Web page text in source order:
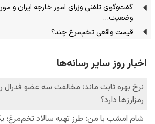
گفت‌وگوی تلفنی وزرای امور خارجه ایران و
وضعیت…
قیمت واقعی تخم‌مرغ چند؟